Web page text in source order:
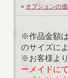
» オプションの
※作品金額
のサイズに
※お客様よ
ーメイドに